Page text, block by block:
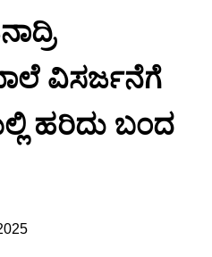
ವಿಸರ್ಜನೆಗೆ
ಹರಿದು ಬಂದ